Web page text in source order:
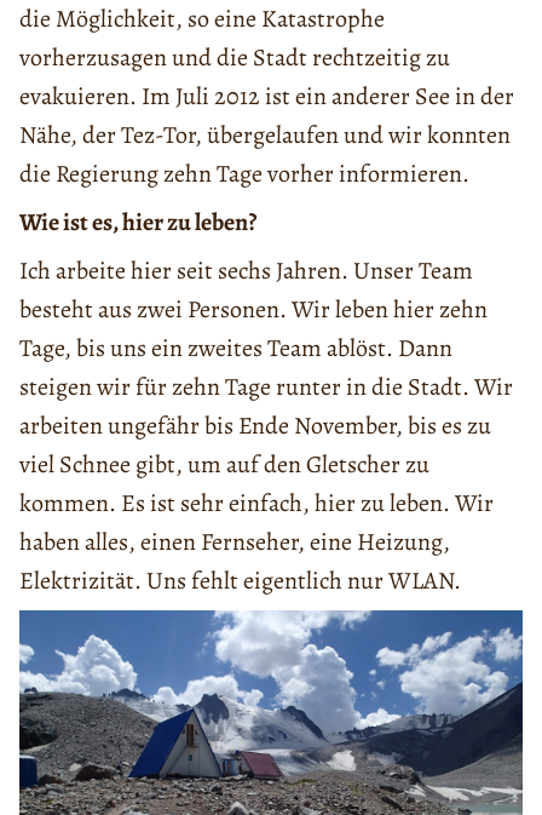
die Möglichkeit, so eine Katastrophe
vorherzusagen und die Stadt rechtzeitig zu
evakuieren. Im Juli 2012 ist ein anderer See in der
Nähe, der Tez-Tor, übergelaufen und wir konnten
die Regierung zehn Tage vorher informieren.
Wie ist es, hier zu leben?
Ich arbeite hier seit sechs Jahren. Unser Team
besteht aus zwei Personen. Wir leben hier zehn
Tage, bis uns ein zweites Team ablöst. Dann
steigen wir für zehn Tage runter in die Stadt. Wir
arbeiten ungefähr bis Ende November, bis es zu
viel Schnee gibt, um auf den Gletscher zu
kommen. Es ist sehr einfach, hier zu leben. Wir
haben alles, einen Fernseher, eine Heizung,
Elektrizität. Uns fehlt eigentlich nur WLAN.